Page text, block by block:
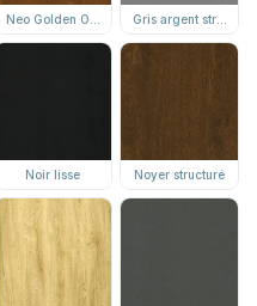
Neo Golden Oak structuréGris argent structuré
Noir lisse Noyer structuré